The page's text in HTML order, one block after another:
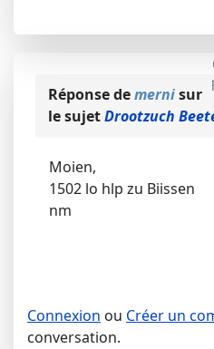
Réponse demernisur
le sujetDrootzuch
Moien,
1502 lo hlp zu Biissen
nm
Connexion ou Créer un
conversation.